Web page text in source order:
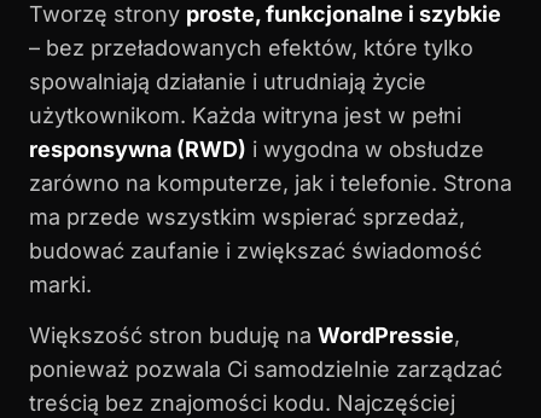
Tworzę strony proste, funkcjonalne i szybkie
– bez przeładowanych efektów, które tylko
spowalniają działanie i utrudniają życie
użytkownikom. Każda witryna jest w pełni
responsywna (RWD) i wygodna w obsłudze
zarówno na komputerze, jak i telefonie. Strona
ma przede wszystkim wspierać sprzedaż,
budować zaufanie i zwiększać świadomość
marki.
Większość stron buduję na WordPressie,
ponieważ pozwala Ci samodzielnie zarządzać
treścią bez znajomości kodu. Najczęściej